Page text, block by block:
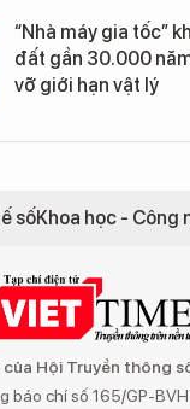
“Nhà máy gia tốc”
đất gần 30.000
vỡ giới hạn vật lý
sốKhoa học - Công
của Hội Truyền thông
báo chí số 165/GP-